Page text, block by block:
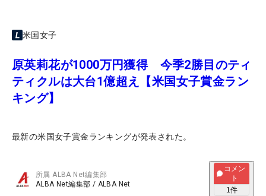
米国女子
原英莉花が1000万円獲得 今季2勝目のティ
ティクルは大台1億超え【米国女子賞金ラン
キング】
最新の米国女子賞金ランキングが発表された。
所属ALBA Net編集部
ALBA Net編集部 / ALBA Net
コメン
ト
1件